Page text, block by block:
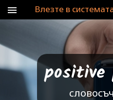
menu Влезте в
positive